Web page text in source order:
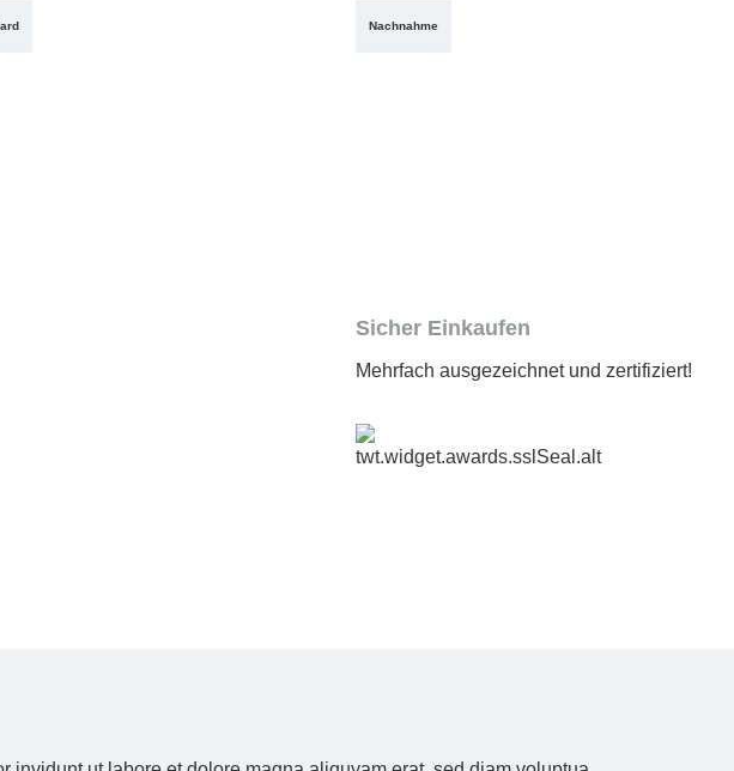
Nachnahme
Sicher Einkaufen
Mehrfach ausgezeichnet und zertifiziert!